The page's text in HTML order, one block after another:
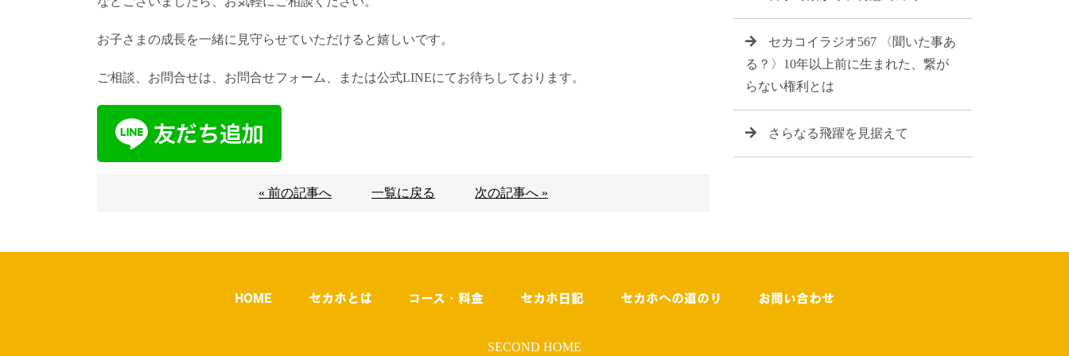
お子さまの成長を一緒に見守らせていただけると嬉しいです。
ご相談、お問合せは、お問合せフォーム、または公式LINEにてお待ちしております。
« 前の記事へ 一覧に戻る 次の記事へ »
セカコイラジオ567 〈聞いた事あ
る？〉10年以上前に生まれた、繋が
らない権利とは
さらなる飛躍を見据えて
HOME セカホとは コース・料金 セカホ日記 セカホへの道のり お問い合わせ
SECOND HOME